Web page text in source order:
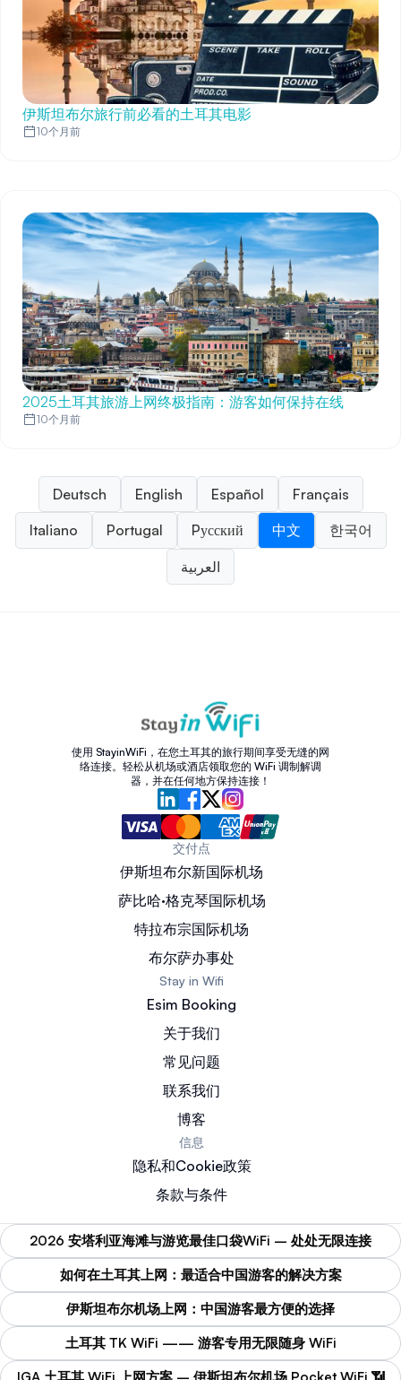
伊斯坦布尔旅行前必看的土耳其电影
10个月前
2025土耳其旅游上网终极指南：游客如何保持在线
10个月前
Deutsch English Español
Français
Italiano
Portugal Pусский 中文 한국어
العربية
使用 StayinWiFi，在您土耳其的旅行期间享受无缝的网
络连接。轻松从机场或酒店领取您的 WiFi 调制解调
器，并在任何地方保持连接！
交付点
伊斯坦布尔新国际机场
萨比哈·格克琴国际机场
特拉布宗国际机场
布尔萨办事处
Stay in Wifi
Esim Booking
关于我们
常见问题
联系我们
博客
信息
隐私和Cookie政策
条款与条件
2026 安塔利亚海滩与游览最佳口袋WiFi – 处处无限连接
如何在土耳其上网：最适合中国游客的解决方案
伊斯坦布尔机场上网：中国游客最方便的选择
土耳其 TK WiFi —— 游客专用无限随身 WiFi